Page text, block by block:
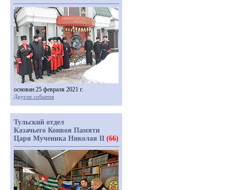
основан 25 февраля 2021 г.
Другие события
Тульский отдел
Казачьего Конвоя Памяти
Царя Мученика Николая II (66)